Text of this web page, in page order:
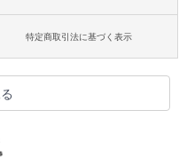
特定商取引法に基づく表示